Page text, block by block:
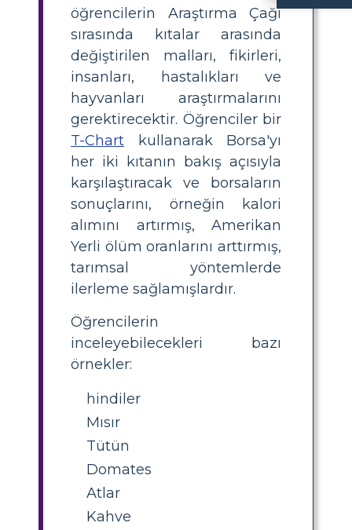
öğrencilerin Araştırma Çağı
sırasında kıtalar arasında
değiştirilen malları, fikirleri,
insanları, hastalıkları ve
hayvanları araştırmalarını
gerektirecektir. Öğrenciler bir
T-Chart kullanarak Borsa'yı
her iki kıtanın bakış açısıyla
karşılaştıracak ve borsaların
sonuçlarını, örneğin kalori
alımını artırmış, Amerikan
Yerli ölüm oranlarını arttırmış,
tarımsal yöntemlerde
ilerleme sağlamışlardır.
Öğrencilerin
inceleyebilecekleri bazı
örnekler:
hindiler
Mısır
Tütün
Domates
Atlar
Kahve